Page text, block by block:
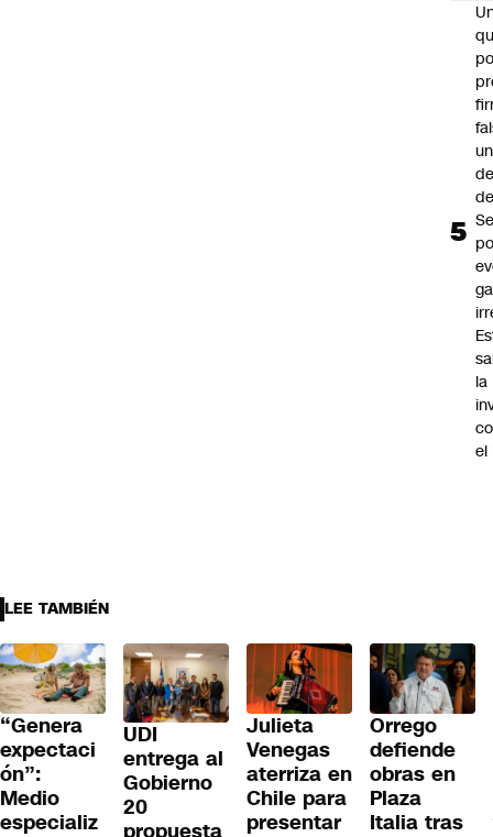
la
el
LEE TAMBIÉN
“Genera
expectaci
ón”:
Medio
especializ
UDI
entrega al
Gobierno
20
Julieta
Venegas
aterriza en
Chile para
presentar
Orrego
defiende
obras en
Plaza
Italia tras